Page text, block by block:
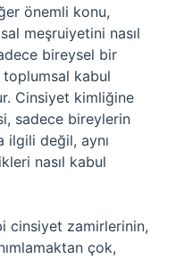
önemli konu,
meşruiyetini nasıl
bireysel bir
toplumsal kabul
Cinsiyet kimliğine
sadece bireylerin
ilgili değil, aynı
nasıl kabul
cinsiyet zamirlerinin,
çok,